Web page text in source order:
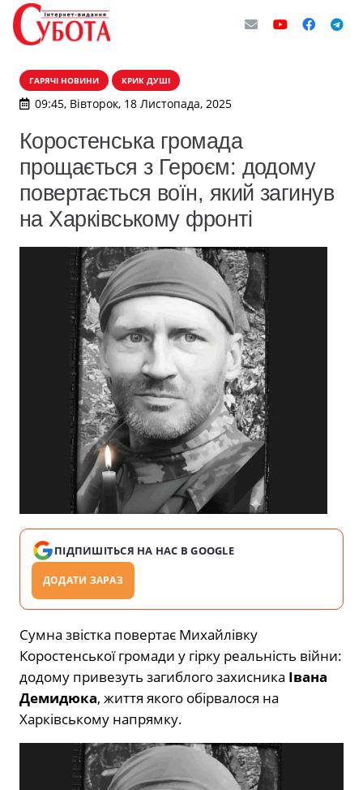
ГАРЯЧІ НОВИНИ КРИК ДУШІ
09:45, Вівторок, 18 Листопада, 2025
Коростенська громада
прощається з Героєм: додому
повертається воїн, який загинув
на Харківському фронті
ПІДПИШІТЬСЯ НА НАС В GOOGLE
ДОДАТИ ЗАРАЗ
Сумна звістка повертає Михайлівку
Коростенської громади у гірку реальність війни:
додому привезуть загиблого захисника Івана
Демидюка, життя якого обірвалося на
Харківському напрямку.